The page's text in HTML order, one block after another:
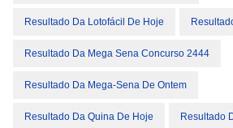
Resultado Da Lotofácil De Hoje
Resultado Da Mega Sena Concurso 2444
Resultado Da Mega-Sena De Ontem
Resultado Da Quina De Hoje Resultado